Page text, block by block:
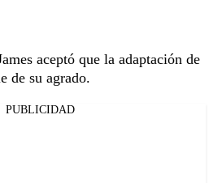
aceptó que la adaptación de
de su agrado.
PUBLICIDAD